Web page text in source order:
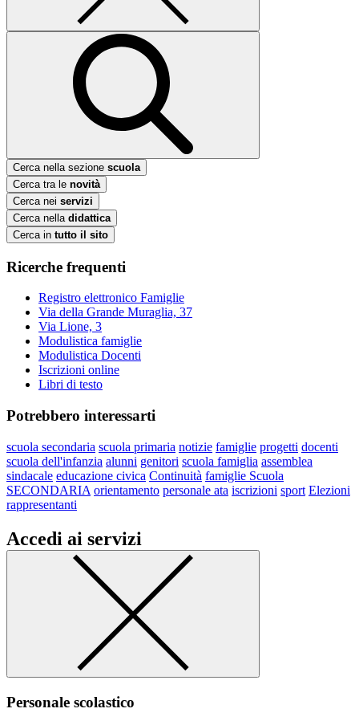
Cerca nella sezione scuola
Cerca tra le novità
Cerca nei servizi
Cerca nella didattica
Cerca in tutto il sito
Ricerche frequenti
Registro elettronico Famiglie
Via della Grande Muraglia, 37
Via Lione, 3
Modulistica famiglie
Modulistica Docenti
Iscrizioni online
Libri di testo
Potrebbero interessarti
scuola secondaria scuola primaria notizie famiglie progetti docenti
scuola dell'infanzia alunni genitori scuola famiglia assemblea
sindacale educazione civica Continuità famiglie Scuola
SECONDARIA orientamento personale ata iscrizioni sport Elezioni
rappresentanti
Accedi ai servizi
Personale scolastico